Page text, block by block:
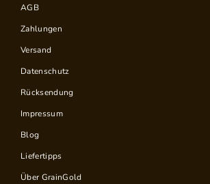
AGB
Zahlungen
Versand
Datenschutz
Rücksendung
Impressum
Blog
Liefertipps
Über GrainGold